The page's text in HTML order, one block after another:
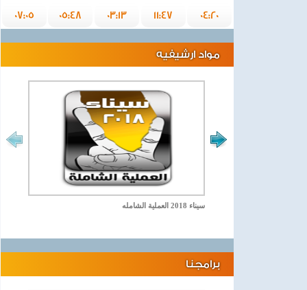
04:20
11:47
03:13
05:48
07:05
مواد ارشيفيه
سيناء 2018 العملية الشامله
برامجنا